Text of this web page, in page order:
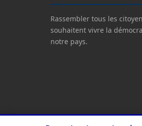
Rassembler tous les
souhaitent vivre la
notre pays.